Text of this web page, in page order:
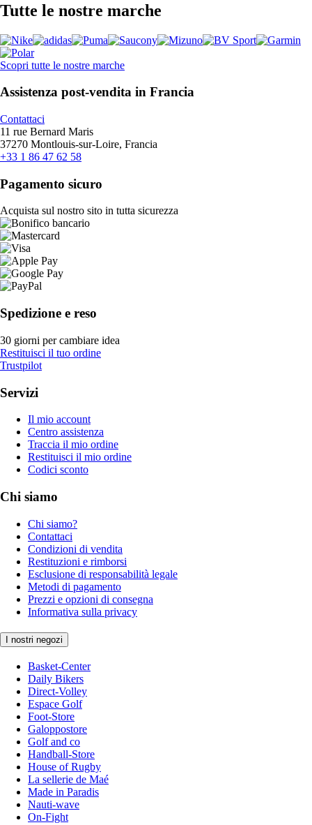
Tutte le nostre marche
Scopri tutte le nostre marche
Assistenza post-vendita in Francia
Contattaci
11 rue Bernard Maris
37270 Montlouis-sur-Loire, Francia
+33 1 86 47 62 58
Pagamento sicuro
Acquista sul nostro sito in tutta sicurezza
Spedizione e reso
30 giorni per cambiare idea
Restituisci il tuo ordine
Trustpilot
Servizi
Il mio account
Centro assistenza
Traccia il mio ordine
Restituisci il mio ordine
Codici sconto
Chi siamo
Chi siamo?
Contattaci
Condizioni di vendita
Restituzioni e rimborsi
Esclusione di responsabilità legale
Metodi di pagamento
Prezzi e opzioni di consegna
Informativa sulla privacy
I nostri negozi
Basket-Center
Daily Bikers
Direct-Volley
Espace Golf
Foot-Store
Galoppostore
Golf and co
Handball-Store
House of Rugby
La sellerie de Maé
Made in Paradis
Nauti-wave
On-Fight